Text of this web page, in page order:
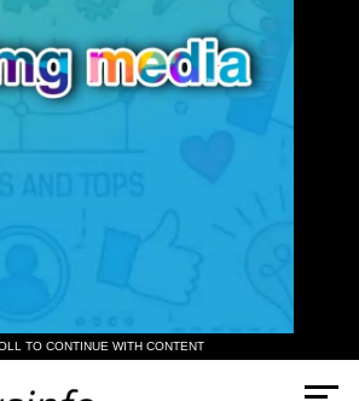
TO CONTINUE WITH CONTENT